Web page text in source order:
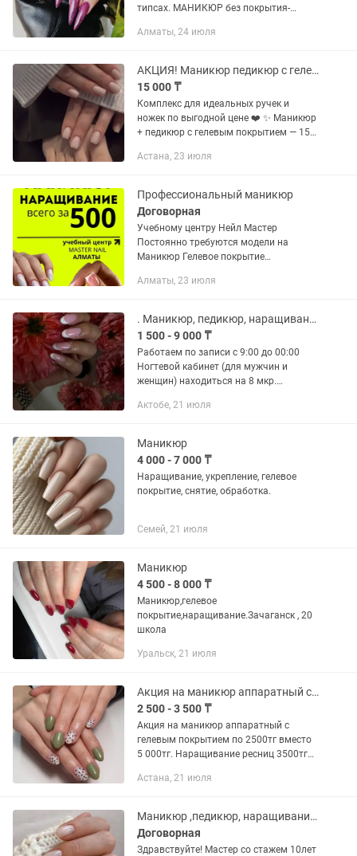
типсах. МАНИКЮР без покрытия-
5000тг. ВЫРАВНИВАНИЕ и
Используются: Фрезы,...
Алматы, 24 июля
АКЦИЯ! Маникюр педикюр с гелевым покрытием
15 000 ₸
Комплекс для идеальных ручек и
ножек по выгодной цене ❤️ ✨ Маникюр
+ педикюр с гелевым покрытием — 15
покрытие без сколов ✔ Носка 3–4
Астана, 23 июля
Профессиональный маникюр
Договорная
Учебному центру Нейл Мастер
Постоянно требуются модели на
Маникюр Гелевое покрытие
Стоимость всего 500 т Учебный центр
СУББОТЫ И...
Алматы, 23 июля
. Маникюр, педикюр, наращивание. Услуга мастера ногтевого сервиса.
1 500 - 9 000 ₸
Работаем по записи с 9:00 до 00:00
Ногтевой кабинет (для мужчин и
женщин) находиться на 8 мкр.
маникюр, маникюр с гелевым
есть ДИП...
Актобе, 21 июля
Маникюр
4 000 - 7 000 ₸
Наращивание, укрепление, гелевое
покрытие, снятие, обработка.
Семей, 21 июля
Маникюр
4 500 - 8 000 ₸
Маникюр,гелевое
покрытие,наращивание.Зачаганск , 20
школа
Уральск, 21 июля
Акция на маникюр аппаратный с гелевым покрытием
2 500 - 3 500 ₸
Акция на маникюр аппаратный с
гелевым покрытием по 2500тг вместо
5 000тг. Наращивание ресниц 3500тг
покраска 1500тг. Спешите акция на
Астана, 21 июля
Маникюр ,педикюр, наращивание ногтей выезжаем на дом.
Договорная
Здравствуйте! Мастер со стажем 10лет